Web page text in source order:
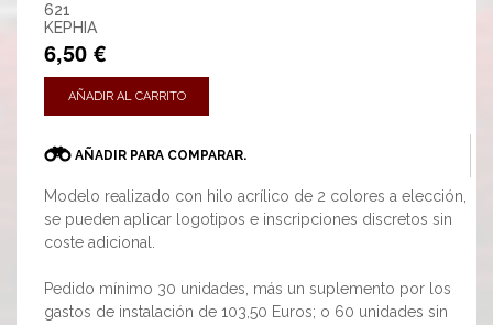
621
KEPHIA
6,50 €
AÑADIR AL CARRITO
AÑADIR PARA COMPARAR.
Modelo realizado con hilo acrílico de 2 colores a elección,
se pueden aplicar logotipos e inscripciones discretos sin
coste adicional.
Pedido mínimo 30 unidades, más un suplemento por los
gastos de instalación de 103,50 Euros; o 60 unidades sin